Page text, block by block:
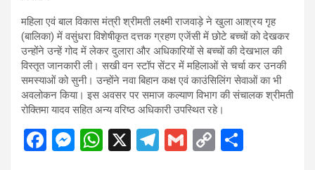
महिला एवं बाल विकास मंत्री श्रीमती लक्ष्मी राजवाड़े ने खुला आश्रय गृह
(बालिका) में वसुंधरा विशेषीकृत दत्तक ग्रहण एजेंसी में छोटे बच्चों को देखकर
उन्होंने उन्हें गोद में लेकर दुलारा और अधिकारियों से बच्चों की देखभाल की
विस्तृत जानकारी ली। सखी वन स्टॉप सेंटर में महिलाओं से चर्चा कर उनकी
समस्याओं को सुनी। उन्होंने नवा बिहान कक्ष एवं काउंसिलिंग सेवाओं का भी
अवलोकन किया। इस अवसर पर समाज कल्याण विभाग की संचालक श्रीमती
रोक्तिमा यादव सहित अन्य वरिष्ठ अधिकारी उपस्थित रहे।
F
M W X
T
G
C